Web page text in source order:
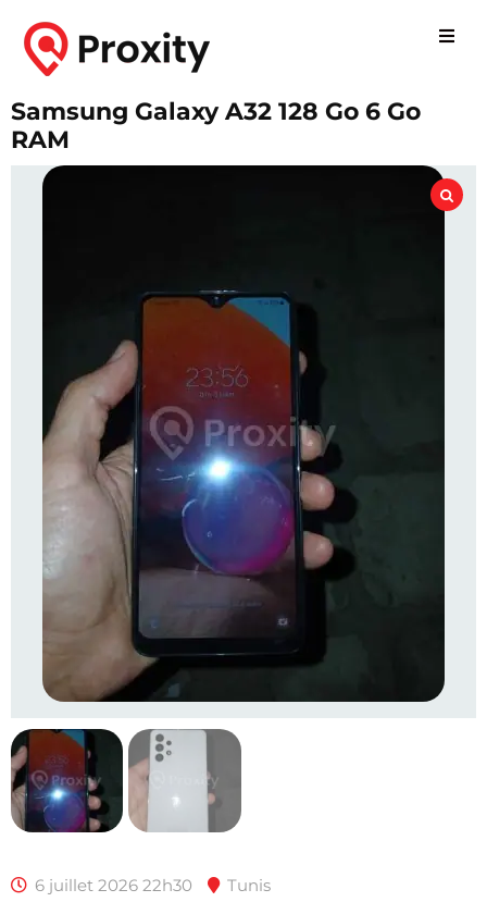
Samsung Galaxy A32 128 Go 6 Go
RAM
6 juillet 2026 22h30 Tunis